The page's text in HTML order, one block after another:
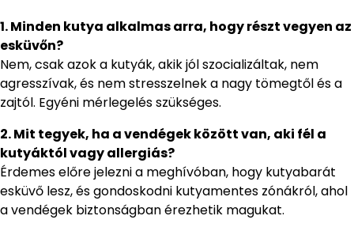
1. Minden kutya alkalmas arra, hogy részt vegyen az
esküvőn?
Nem, csak azok a kutyák, akik jól szocializáltak, nem
agresszívak, és nem stresszelnek a nagy tömegtől és a
zajtól. Egyéni mérlegelés szükséges.
2. Mit tegyek, ha a vendégek között van, aki fél a
kutyáktól vagy allergiás?
Érdemes előre jelezni a meghívóban, hogy kutyabarát
esküvő lesz, és gondoskodni kutyamentes zónákról, ahol
a vendégek biztonságban érezhetik magukat.